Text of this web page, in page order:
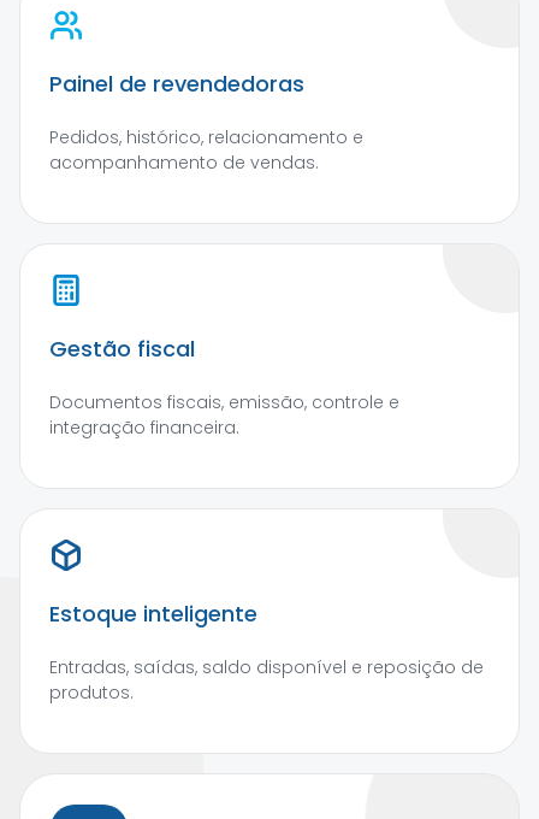
Painel de revendedoras
Pedidos, histórico, relacionamento e
acompanhamento de vendas.
Gestão fiscal
Documentos fiscais, emissão, controle e
integração financeira.
Estoque inteligente
Entradas, saídas, saldo disponível e reposição de
produtos.